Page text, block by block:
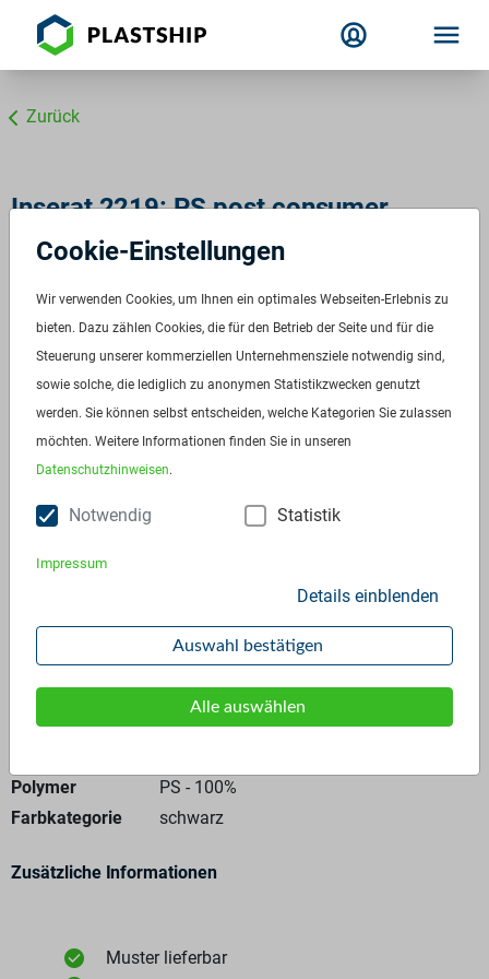
Zurück
Inserat 2219: PS post consumer
schwarz
ID:2219
Verfügbar ab:Sofort
Frequenz: Auf Anfrage
Menge:Auf Anfrage
Standardverpackung/Bereitstellungsart:Big Bags
Preis:Auf Anfrage
Anfrage stellen
Polymer
PS - 100%
Farbkategorie
schwarz
Zusätzliche Informationen
Muster lieferbar
Cookie-Einstellungen
Wir verwenden Cookies, um Ihnen ein optimales Webseiten-Erlebnis zu
bieten. Dazu zählen Cookies, die für den Betrieb der Seite und für die
Steuerung unserer kommerziellen Unternehmensziele notwendig sind,
sowie solche, die lediglich zu anonymen Statistikzwecken genutzt
werden. Sie können selbst entscheiden, welche Kategorien Sie zulassen
möchten. Weitere Informationen finden Sie in unseren
Datenschutzhinweisen.
Notwendig Statistik
Impressum
Details einblenden
Auswahl bestätigen
Alle auswählen